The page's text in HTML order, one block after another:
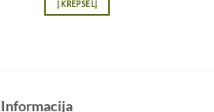
Į KREPŠELĮ
Informacija